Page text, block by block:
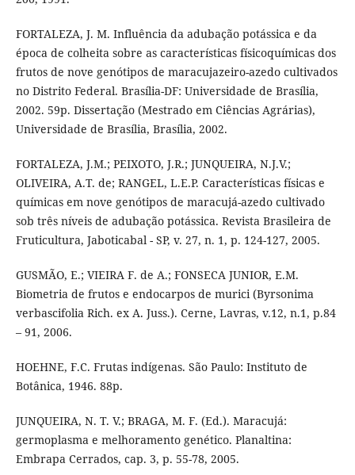
FORTALEZA, J. M. Influência da adubação potássica e da
época de colheita sobre as características físicoquímicas dos
frutos de nove genótipos de maracujazeiro-azedo cultivados
no Distrito Federal. Brasília-DF: Universidade de Brasília,
2002. 59p. Dissertação (Mestrado em Ciências Agrárias),
Universidade de Brasília, Brasília, 2002.
FORTALEZA, J.M.; PEIXOTO, J.R.; JUNQUEIRA, N.J.V.;
OLIVEIRA, A.T. de; RANGEL, L.E.P. Características físicas e
químicas em nove genótipos de maracujá-azedo cultivado
sob três níveis de adubação potássica. Revista Brasileira de
Fruticultura, Jaboticabal - SP, v. 27, n. 1, p. 124-127, 2005.
GUSMÃO, E.; VIEIRA F. de A.; FONSECA JUNIOR, E.M.
Biometria de frutos e endocarpos de murici (Byrsonima
verbascifolia Rich. ex A. Juss.). Cerne, Lavras, v.12, n.1, p.84
– 91, 2006.
HOEHNE, F.C. Frutas indígenas. São Paulo: Instituto de
Botânica, 1946. 88p.
JUNQUEIRA, N. T. V.; BRAGA, M. F. (Ed.). Maracujá:
germoplasma e melhoramento genético. Planaltina:
Embrapa Cerrados, cap. 3, p. 55-78, 2005.